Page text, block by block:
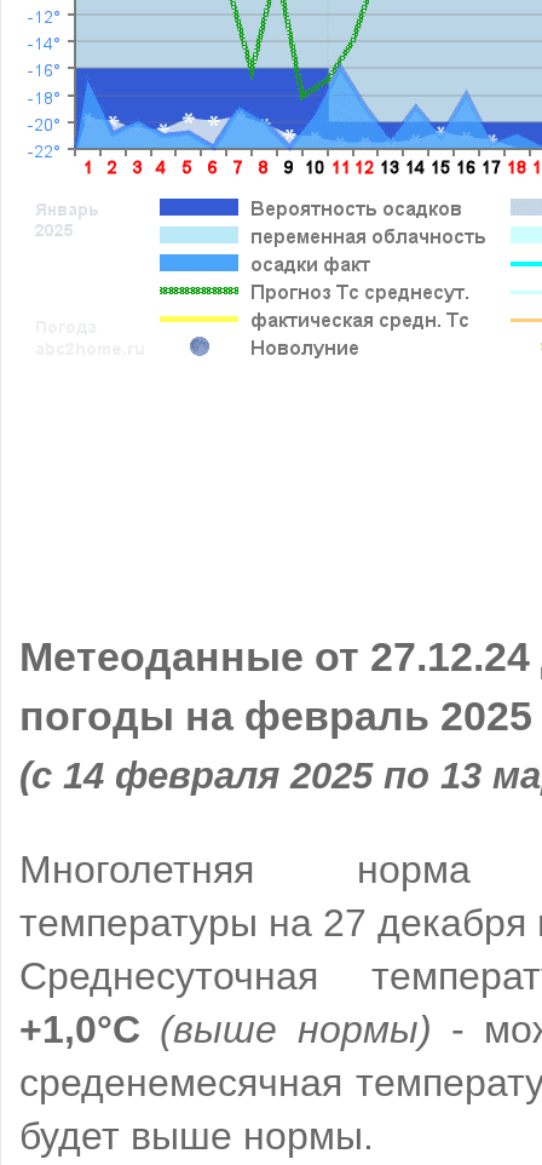
Метеоданные от
погоды на февраль 2025
(с 14 февраля 2025 по 13
Многолетняя норма
температуры на 27
Среднесуточная
+1,0°C (выше нормы) -
среденемесячная
будет выше нормы.